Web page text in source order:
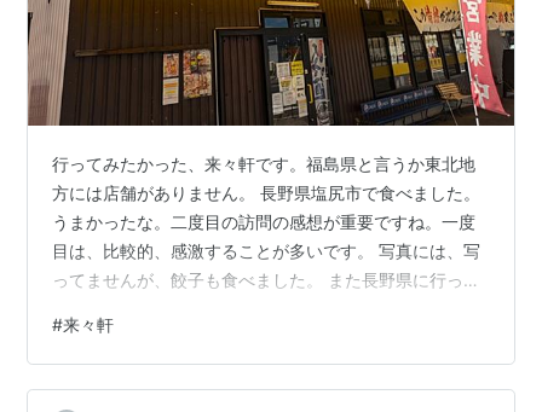
行ってみたかった、来々軒です。福島県と言うか東北地
方には店舗がありません。 長野県塩尻市で食べました。
うまかったな。二度目の訪問の感想が重要ですね。一度
目は、比較的、感激することが多いです。 写真には、写
ってませんが、餃子も食べました。 また長野県に行った
#来々軒